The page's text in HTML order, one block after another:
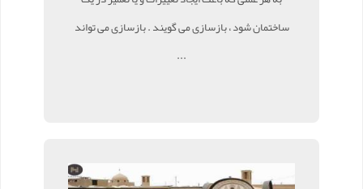
ساختمان شود ، بازسازی می گویند . بازسازی می تواند
...